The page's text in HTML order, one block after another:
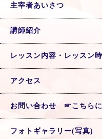
主宰者あいさつ
講師紹介
レッスン内容・レッスン
アクセス
お問い合わせ ☞こちらに
フォトギャラリー(写真)